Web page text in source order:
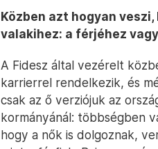
Közben azt hogyan
valakihez: a férjéhez
A Fidesz által vezérelt
karrierrel rendelkezik, és
csak az ő verziójuk az
kormányánál: többségben
hogy a nők is dolgoznak,